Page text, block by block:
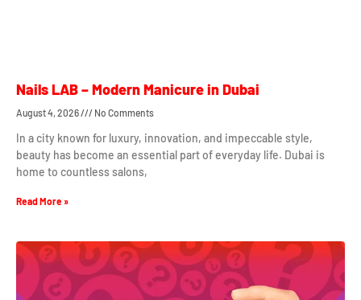
Nails LAB – Modern Manicure in Dubai
August 4, 2026 No Comments
In a city known for luxury, innovation, and impeccable style,
beauty has become an essential part of everyday life. Dubai is
home to countless salons,
Read More »